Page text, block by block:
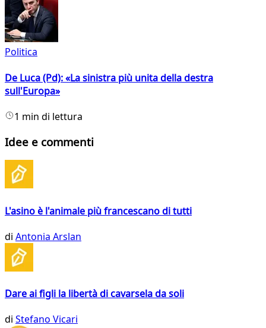
Politica
De Luca (Pd): «La sinistra più unita della destra
sull'Europa»
1 min di lettura
Idee e commenti
L'asino è l'animale più francescano di tutti
di Antonia Arslan
Dare ai figli la libertà di cavarsela da soli
di Stefano Vicari